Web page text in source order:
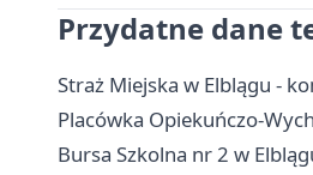
Przydatne dane
Straż Miejska w Elblągu -
Placówka Opiekuńczo-
Bursa Szkolna nr 2 w